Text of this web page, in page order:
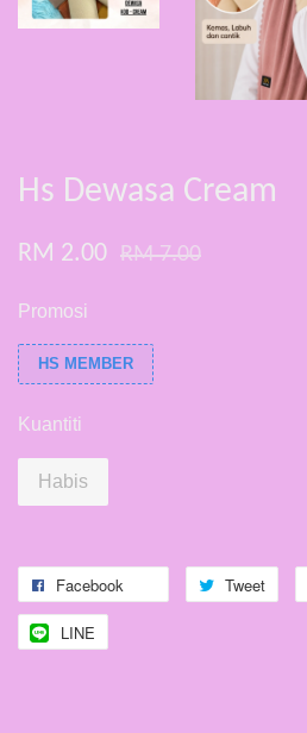
Hs Dewasa Cream
RM 2.00 RM 7.00
Promosi
HS MEMBER
Kuantiti
Habis
Facebook Tweet
LINE